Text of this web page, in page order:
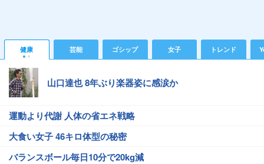
健康 芸能 ゴシップ 女子 トレンド
山口達也 8年ぶり楽器姿に感涙か
運動より代謝 人体の省エネ戦略
大食い女子 46キロ体型の秘密
バランスボール毎日10分で20kg減